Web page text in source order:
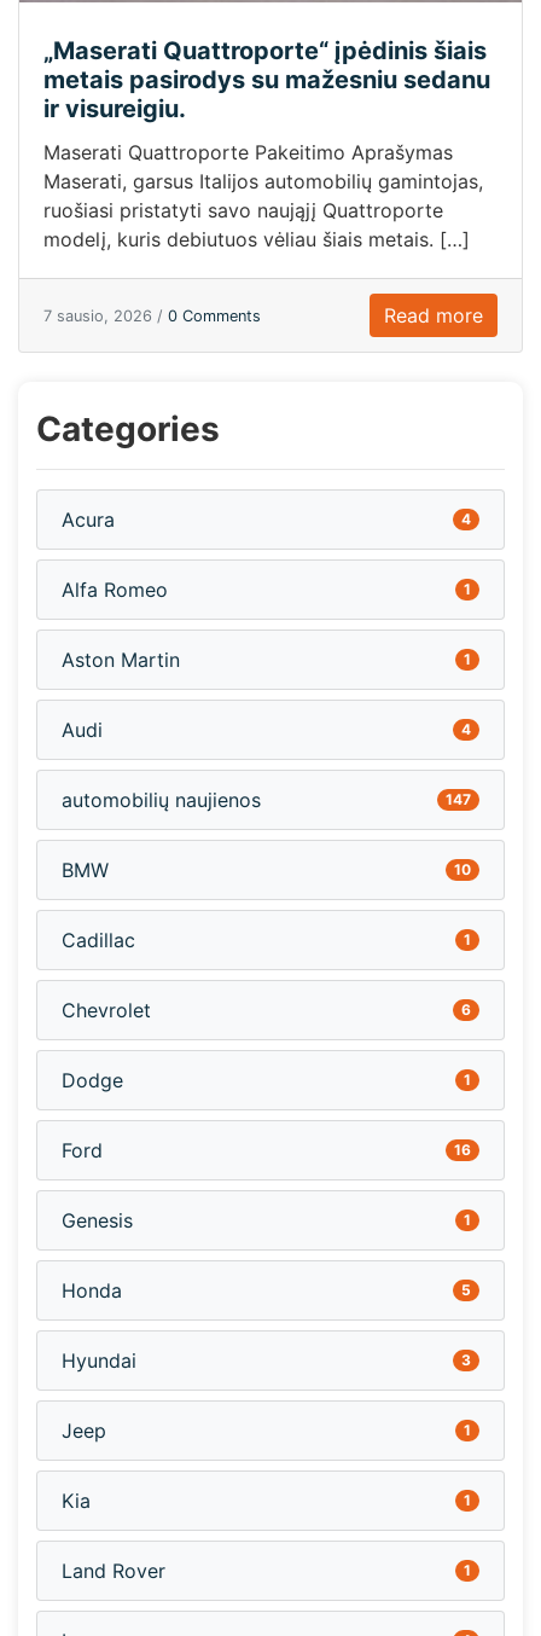
„Maserati Quattroporte“ įpėdinis šiais
metais pasirodys su mažesniu sedanu
ir visureigiu.
Maserati Quattroporte Pakeitimo Aprašymas
Maserati, garsus Italijos automobilių gamintojas,
ruošiasi pristatyti savo naująjį Quattroporte
modelį, kuris debiutuos vėliau šiais metais. […]
7 sausio, 2026 / 0 Comments Read more
Categories
Acura 4
Alfa Romeo 1
Aston Martin 1
Audi 4
automobilių naujienos 147
BMW 10
Cadillac 1
Chevrolet 6
Dodge 1
Ford 16
Genesis 1
Honda 5
Hyundai 3
Jeep 1
Kia 1
Land Rover 1